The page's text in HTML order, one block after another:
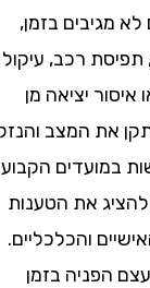
בזמן,
רכב, עיקול
יציאה מן
המצב והנזק
הקבועים
את הטענות
והכלכליים.
בזמן